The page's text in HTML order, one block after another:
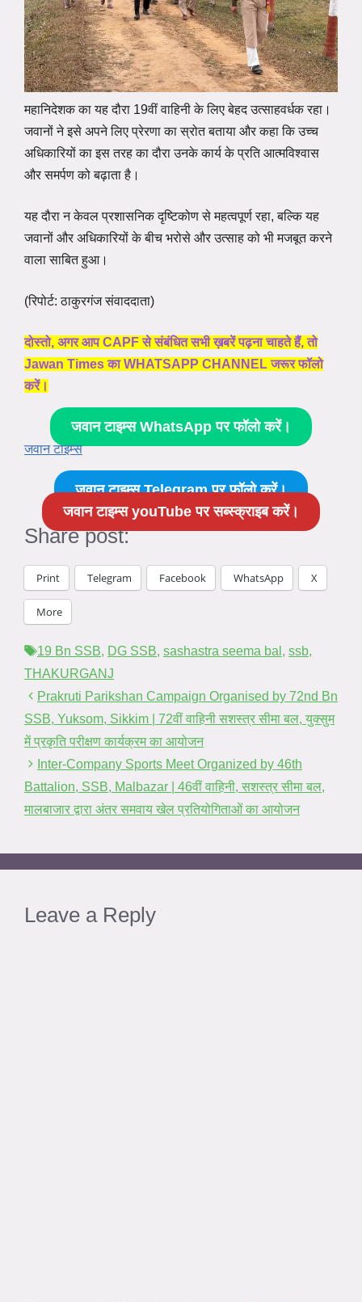
महानिदेशक का यह दौरा 19वीं वाहिनी के लिए बेहद उत्साहवर्धक रहा।
जवानों ने इसे अपने लिए प्रेरणा का स्रोत बताया और कहा कि उच्च
अधिकारियों का इस तरह का दौरा उनके कार्य के प्रति आत्मविश्वास
और समर्पण को बढ़ाता है।
यह दौरा न केवल प्रशासनिक दृष्टिकोण से महत्वपूर्ण रहा, बल्कि यह
जवानों और अधिकारियों के बीच भरोसे और उत्साह को भी मजबूत करने
वाला साबित हुआ।
(रिपोर्ट: ठाकुरगंज संवाददाता)
दोस्तो, अगर आप CAPF से संबंधित सभी ख़बरें पढ़ना चाहते हैं, तो
Jawan Times का WHATSAPP CHANNEL जरूर फॉलो
करें।
जवान टाइम्स WhatsApp पर फॉलो करें।
जवान टाइम्स
जवान टाइम्स Telegram पर फॉलो करें।
जवान टाइम्स youTube पर सब्स्क्राइब करें।
Share post:
Print Telegram Facebook WhatsApp X
More
Tags
19 Bn SSB, DG SSB, sashastra seema bal , ssb,
THAKURGANJ
Prakruti Parikshan Campaign Organised by 72nd Bn
SSB, Yuksom, Sikkim | 72वीं वाहिनी सशस्त्र सीमा बल, युक्सुम
में प्रकृति परीक्षण कार्यक्रम का आयोजन
Inter-Company Sports Meet Organized by 46th
Battalion, SSB, Malbazar | 46वीं वाहिनी, सशस्त्र सीमा बल,
मालबाजार द्वारा अंतर समवाय खेल प्रतियोगिताओं का आयोजन
Leave a Reply